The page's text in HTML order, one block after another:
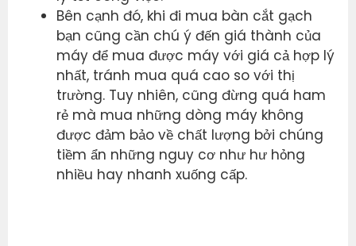
Bên cạnh đó, khi đi mua bàn cắt gạch
bạn cũng cần chú ý đến giá thành của
máy để mua được máy với giá cả hợp lý
nhất, tránh mua quá cao so với thị
trường. Tuy nhiên, cũng đừng quá ham
rẻ mà mua những dòng máy không
được đảm bảo về chất lượng bởi chúng
tiềm ẩn những nguy cơ như hư hỏng
nhiều hay nhanh xuống cấp.